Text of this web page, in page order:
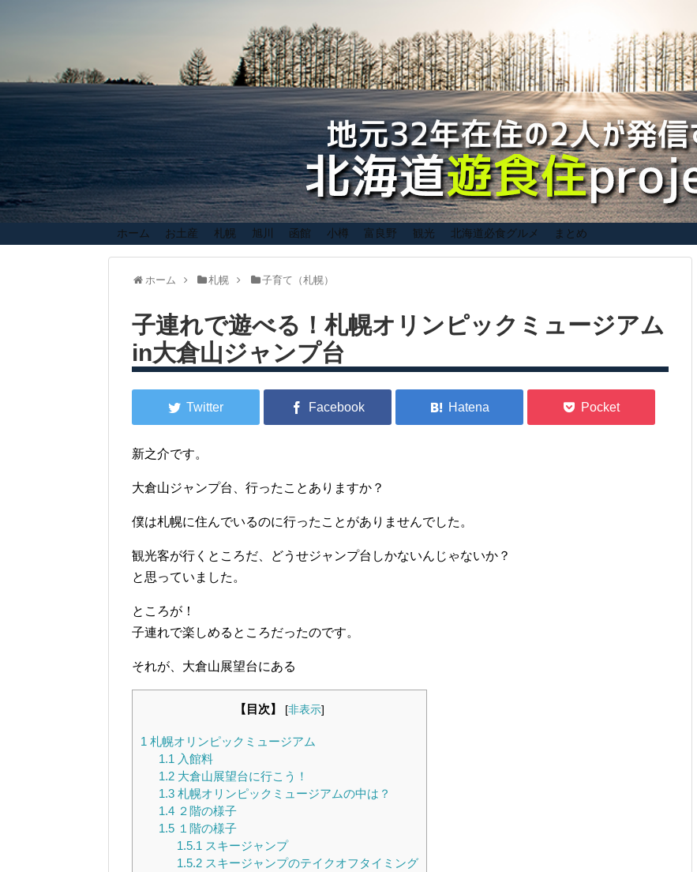
ホーム お土産 札幌 旭川 函館 小樽 富良野 観光 北海道必食グルメ まとめ
ホーム 札幌 子育て（札幌）
子連れで遊べる！札幌オリンピックミュージアム
in大倉山ジャンプ台
新之介です。
大倉山ジャンプ台、行ったことありますか？
僕は札幌に住んでいるのに行ったことがありませんでした。
観光客が行くところだ、どうせジャンプ台しかないんじゃないか？
と思っていました。
ところが！
子連れで楽しめるところだったのです。
それが、大倉山展望台にある
【目次】 [非表示]
1 札幌オリンピックミュージアム
1.1 入館料
1.2大倉山展望台に行こう！
1.3札幌オリンピックミュージアムの中は？
1.4２階の様子
1.5１階の様子
1.5.1 スキージャンプ
1.5.2スキージャンプのテイクオフタイミング